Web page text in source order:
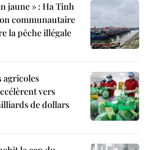
jaune » : Ha Tinh
communautaire
la pêche illégale
agricoles
vers
de dollars